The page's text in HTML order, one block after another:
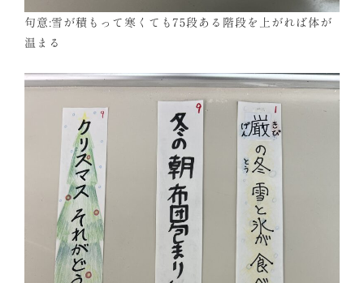
句意:雪が積もって寒くても75段ある階段を上がれば体が
温まる